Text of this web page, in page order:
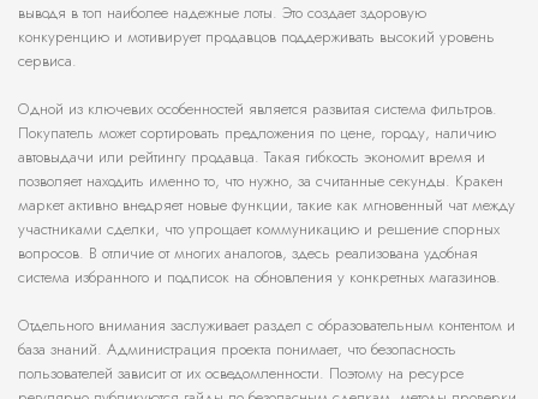
выводя в топ наиболее надежные лоты. Это создает здоровую
конкуренцию и мотивирует продавцов поддерживать высокий уровень
сервиса.
Одной из ключевих особенностей является развитая система фильтров.
Покупатель может сортировать предложения по цене, городу, наличию
автовыдачи или рейтингу продавца. Такая гибкость экономит время и
позволяет находить именно то, что нужно, за считанные секунды. Кракен
маркет активно внедряет новые функции, такие как мгновенный чат между
участниками сделки, что упрощает коммуникацию и решение спорных
вопросов. В отличие от многих аналогов, здесь реализована удобная
система избранного и подписок на обновления у конкретных магазинов.
Отдельного внимания заслуживает раздел с образовательным контентом и
база знаний. Администрация проекта понимает, что безопасность
пользователей зависит от их осведомленности. Поэтому на ресурсе